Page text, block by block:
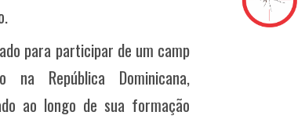
para participar de um camp
República Dominicana,
ao longo de sua formação